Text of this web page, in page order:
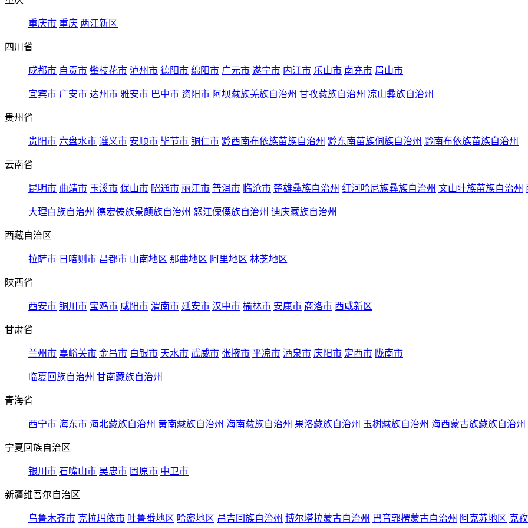
重庆市 重庆 两江新区
四川省
成都市 自贡市 攀枝花市 泸州市 德阳市 绵阳市 广元市 遂宁市 内江市 乐山市 南充市 眉山市
宜宾市 广安市 达州市 雅安市 巴中市 资阳市 阿坝藏族羌族自治州 甘孜藏族自治州 凉山彝族自治州
贵州省
贵阳市 六盘水市 遵义市 安顺市 毕节市 铜仁市 黔西南布依族苗族自治州 黔东南苗族侗族自治州 黔南布依族苗族自治州
云南省
昆明市 曲靖市 玉溪市 保山市 昭通市 丽江市 普洱市 临沧市 楚雄彝族自治州 红河哈尼族彝族自治州 文山壮族苗族自治州
大理白族自治州 德宏傣族景颇族自治州 怒江傈僳族自治州 迪庆藏族自治州
西藏自治区
拉萨市 日喀则市 昌都市 山南地区 那曲地区 阿里地区 林芝地区
陕西省
西安市 铜川市 宝鸡市 咸阳市 渭南市 延安市 汉中市 榆林市 安康市 商洛市 西咸新区
甘肃省
兰州市 嘉峪关市 金昌市 白银市 天水市 武威市 张掖市 平凉市 酒泉市 庆阳市 定西市 陇南市
临夏回族自治州 甘南藏族自治州
青海省
西宁市 海东市 海北藏族自治州 黄南藏族自治州 海南藏族自治州 果洛藏族自治州 玉树藏族自治州 海西蒙古族藏族自治州
宁夏回族自治区
银川市 石嘴山市 吴忠市 固原市 中卫市
新疆维吾尔自治区
乌鲁木齐市 克拉玛依市 吐鲁番地区 哈密地区 昌吉回族自治州 博尔塔拉蒙古自治州 巴音郭楞蒙古自治州 阿克苏地区 克